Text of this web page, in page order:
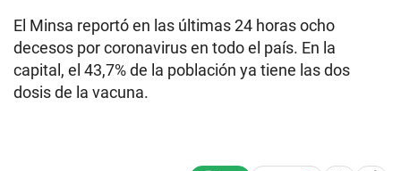
El Minsa reportó en las últimas 24 horas ocho
decesos por coronavirus en todo el país. En la
capital, el 43,7% de la población ya tiene las dos
dosis de la vacuna.